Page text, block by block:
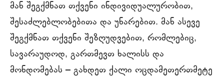
მან შეგქმნათ თქვენი ინდივიდუალურობით,
შესაძლებლობებითა და უნარებით. მან ასევე
შეგქმნათ თქვენი შეზღუდვებით, რომლებიც,
სავარაუდოდ, გართმევთ ხალისს და
მონდომებას – გახდეთ ქალი ოცდამეთერთმეტე